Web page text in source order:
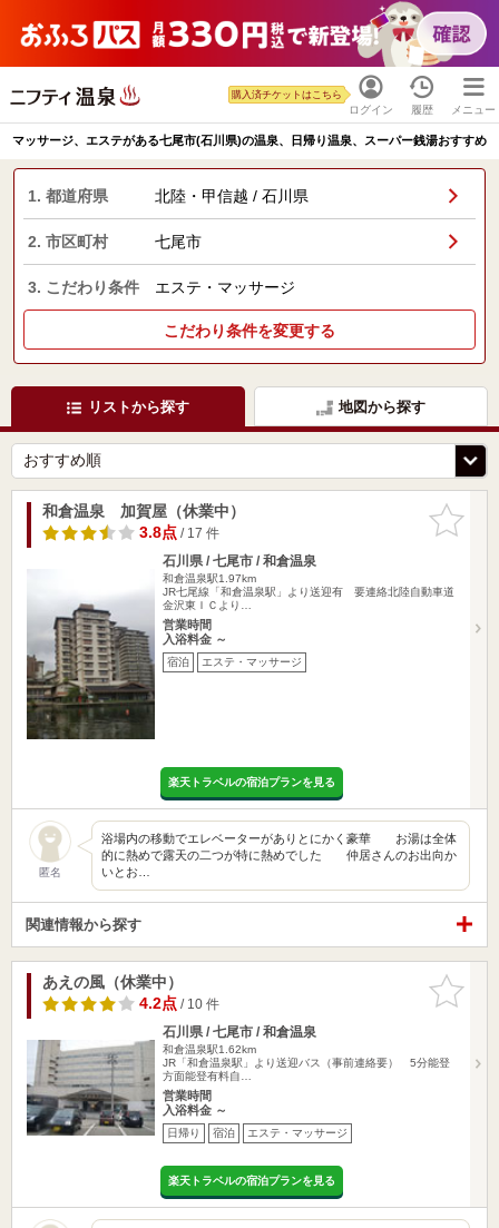
ログイン
購入済チケットはこちら
履歴 メニュー
マッサージ、エステがある七尾市(石川県)の温泉、日帰り温泉、スーパー銭湯おすすめ
1. 都道府県 北陸・甲信越 / 石川県
2. 市区町村 七尾市
3. こだわり条件 エステ・マッサージ
こだわり条件を変更する
リストから探す 地図から探す
お気に入
りに追加
和倉温泉 加賀屋（休業中）
3.8点/ 17 件
石川県 / 七尾市 / 和倉温泉
和倉温泉駅1.97km
JR七尾線「和倉温泉駅」より送迎有 要連絡北陸自動車道
金沢東ＩＣより…
営業時間
入浴料金 ～
宿泊 エステ・マッサージ
楽天トラベルの宿泊プランを見る
匿名
浴場内の移動でエレベーターがありとにかく豪華 お湯は全体
的に熱めで露天の二つが特に熱めでした 仲居さんのお出向か
いとお…
関連情報から探す
お気に入
りに追加
あえの風（休業中）
4.2点/ 10 件
石川県 / 七尾市 / 和倉温泉
和倉温泉駅1.62km
JR「和倉温泉駅」より送迎バス（事前連絡要） 5分能登
方面能登有料自…
営業時間
入浴料金 ～
日帰り 宿泊 エステ・マッサージ
楽天トラベルの宿泊プランを見る